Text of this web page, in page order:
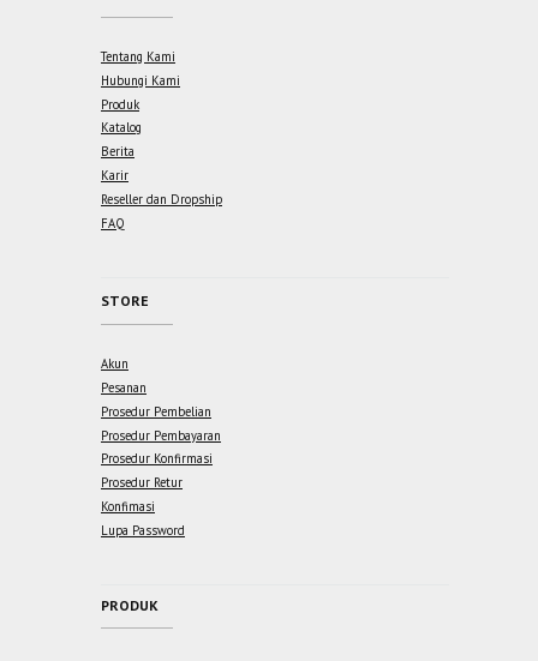
Tentang Kami
Hubungi Kami
Produk
Katalog
Berita
Karir
Reseller dan Dropship
FAQ
STORE
Akun
Pesanan
Prosedur Pembelian
Prosedur Pembayaran
Prosedur Konfirmasi
Prosedur Retur
Konfimasi
Lupa Password
PRODUK